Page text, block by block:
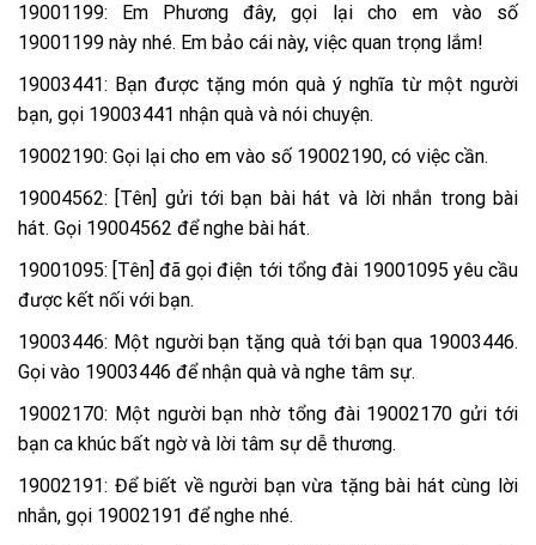
19001199: Em Phương đây, gọi lại cho em vào số
19001199 này nhé. Em bảo cái này, việc quan trọng lắm!
19003441: Bạn được tặng món quà ý nghĩa từ một người
bạn, gọi 19003441 nhận quà và nói chuyện.
19002190: Gọi lại cho em vào số 19002190, có việc cần.
19004562: [Tên] gửi tới bạn bài hát và lời nhắn trong bài
hát. Gọi 19004562 để nghe bài hát.
19001095: [Tên] đã gọi điện tới tổng đài 19001095 yêu cầu
được kết nối với bạn.
19003446: Một người bạn tặng quà tới bạn qua 19003446.
Gọi vào 19003446 để nhận quà và nghe tâm sự.
19002170: Một người bạn nhờ tổng đài 19002170 gửi tới
bạn ca khúc bất ngờ và lời tâm sự dễ thương.
19002191: Để biết về người bạn vừa tặng bài hát cùng lời
nhắn, gọi 19002191 để nghe nhé.